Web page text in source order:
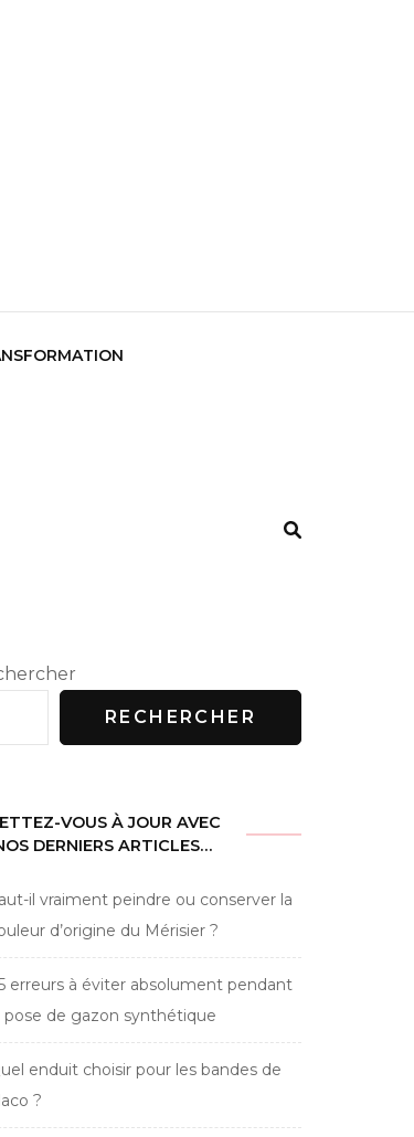
RECHERCHER
VOUS À JOUR AVEC
DERNIERS ARTICLES…
il vraiment peindre ou conserver la
d’origine du Mérisier ?
erreurs à éviter absolument pendant
pose de gazon synthétique
enduit choisir pour les bandes de
?